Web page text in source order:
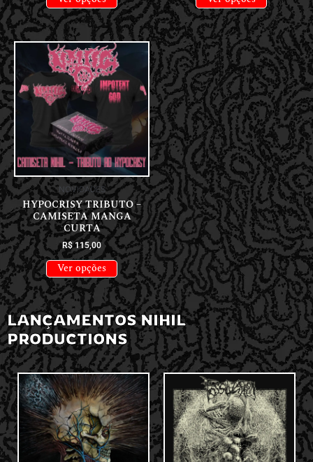
NOVIDADES
HYPOCRISY TRIBUTO –
CAMISETA MANGA
CURTA
R$115,00
Ver opções
LANÇAMENTOS NIHIL
PRODUCTIONS